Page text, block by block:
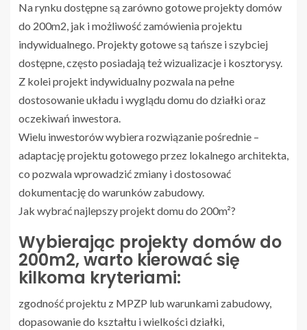
Na rynku dostępne są zarówno gotowe projekty domów
do 200m2, jak i możliwość zamówienia projektu
indywidualnego. Projekty gotowe są tańsze i szybciej
dostępne, często posiadają też wizualizacje i kosztorysy.
Z kolei projekt indywidualny pozwala na pełne
dostosowanie układu i wyglądu domu do działki oraz
oczekiwań inwestora.
Wielu inwestorów wybiera rozwiązanie pośrednie –
adaptację projektu gotowego przez lokalnego architekta,
co pozwala wprowadzić zmiany i dostosować
dokumentację do warunków zabudowy.
Jak wybrać najlepszy projekt domu do 200m²?
Wybierając projekty domów do
200m2, warto kierować się
kilkoma kryteriami:
zgodność projektu z MPZP lub warunkami zabudowy,
dopasowanie do kształtu i wielkości działki,